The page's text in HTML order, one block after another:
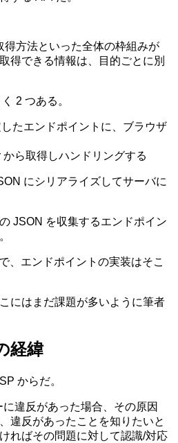
得方法といった全体の枠組みが
得できる情報は、目的ごとに別
2 つある。
たエンドポイントに、ブラウザ
ら取得しハンドリングする
にシリアライズしてサーバに
JSON を収集するエンドポイン
、エンドポイントの実装はそこ
にはまだ課題が多いように筆者
経緯
からだ。
違反があった場合、その原因
違反があったことを知りたいと
ればその問題に対して認識/対応